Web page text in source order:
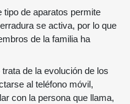
tipo de aparatos permite
se activa, por lo que
de la familia ha
trata de la evolución de los
al teléfono móvil,
con la persona que llama,